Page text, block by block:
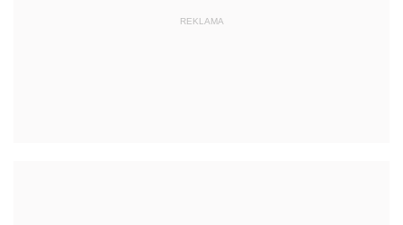
REKLAMA